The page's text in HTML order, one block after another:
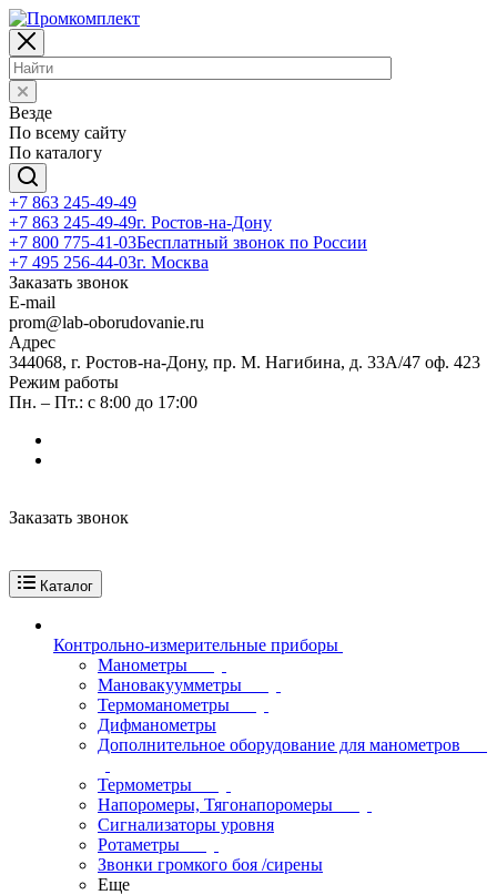
Везде
По всему сайту
По каталогу
+7 863 245-49-49
+7 863 245-49-49г. Ростов-на-Дону
+7 800 775-41-03Бесплатный звонок по России
+7 495 256-44-03г. Москва
Заказать звонок
E-mail
prom@lab-oborudovanie.ru
Адрес
344068, г. Ростов-на-Дону, пр. М. Нагибина, д. 33А/47 оф. 423
Режим работы
Пн. – Пт.: с 8:00 до 17:00
Заказать звонок
Каталог
Контрольно-измерительные приборы
Манометры
Мановакуумметры
Термоманометры
Дифманометры
Дополнительное оборудование для манометров
Термометры
Напоромеры, Тягонапоромеры
Сигнализаторы уровня
Ротаметры
Звонки громкого боя /сирены
Еще